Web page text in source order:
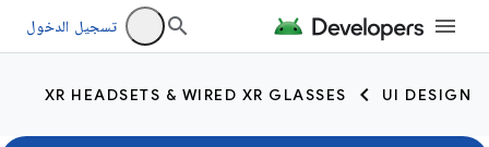
تسجيل الدخول
UI DESIGN
XR HEADSETS & WIRED XR GLASSES